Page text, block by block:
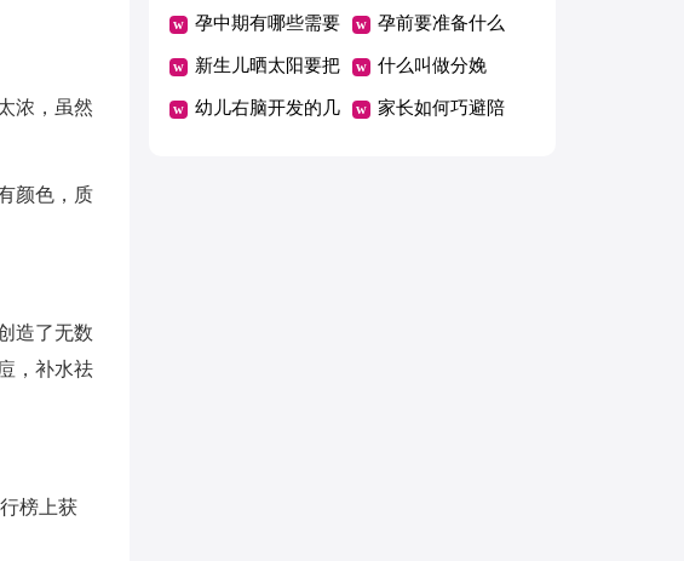
浓，虽然
颜色，质
造了无数
，补水祛
榜上获
体会范文（精选5
篇）
候开始看有哪些好
处
孕中期有哪些需要
注意的事项
孕前要准备什么
新生儿晒太阳要把
衣服脱了吗
什么叫做分娩
幼儿右脑开发的几 家长如何巧避陪